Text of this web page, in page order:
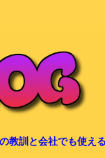
訓と会社でも使え